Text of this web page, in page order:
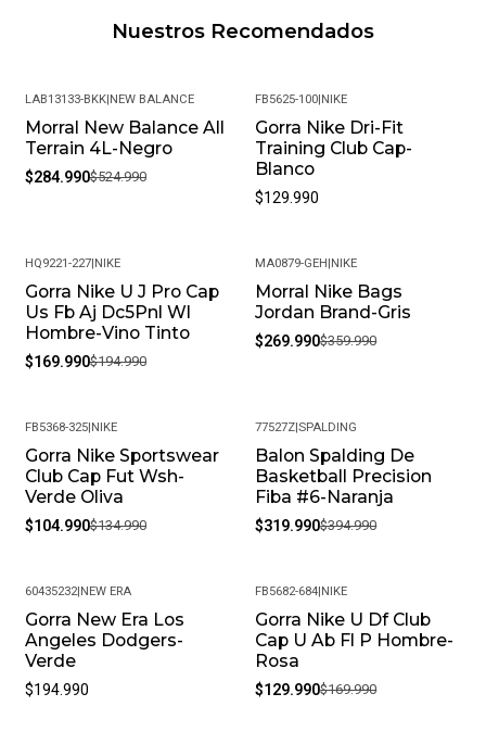
Nuestros Recomendados
-46%
LAB13133-BKK| NEW BALANCE
Morral New Balance All
Terrain 4L-Negro
$284.990$524.990
FB5625-100 NIKE
Gorra Nike Dri-Fit
Training Club Cap-
Blanco
$129.990
-13%
HQ9221-227| NIKE
Gorra Nike U J Pro Cap
Us Fb Aj Dc5Pnl Wl
Hombre-Vino Tinto
$169.990$194.990
-25%
MA0879-GEH NIKE
Morral Nike Bags
Jordan Brand-Gris
$269.990$359.990
-22%
FB5368-325|NIKE
Gorra Nike Sportswear
Club Cap Fut Wsh-
Verde Oliva
$104.990$134.990
-19%
77527Z|SPALDING
Balon Spalding De
Basketball Precision
Fiba #6-Naranja
$319.990$394.990
60435232|NEW ERA
Gorra New Era Los
Angeles Dodgers-
Verde
$194.990
-24%
FB5682-684|NIKE
Gorra Nike U Df Club
Cap U Ab Fl P Hombre-
Rosa
$129.990$169.990